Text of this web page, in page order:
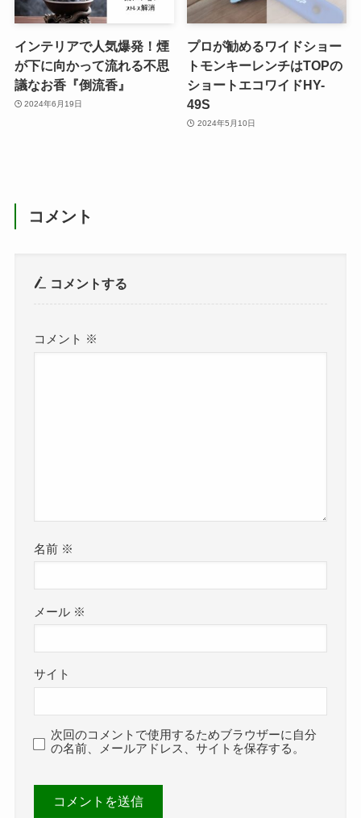
インテリアで人気爆発！煙
が下に向かって流れる不思
議なお香『倒流香』
2024年6月19日
プロが勧めるワイドショー
トモンキーレンチはTOPの
ショートエコワイドHY-
49S
2024年5月10日
コメント
コメントする
コメント ※
名前 ※
メール ※
サイト
次回のコメントで使用するためブラウザーに自分
の名前、メールアドレス、サイトを保存する。